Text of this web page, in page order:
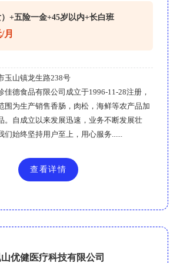
+五险一金+45岁以内+长白班
月
玉山镇龙生路238号
佳德食品有限公司成立于1996-11-28注册，
围为生产销售香肠，肉松，海鲜等农产品加
。自成立以来发展迅速，业务不断发展壮
们始终坚持用户至上，用心服务......
查看详情
优健医疗科技有限公司